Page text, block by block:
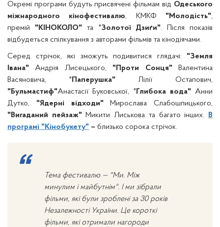
Окремі програми будуть присвячені фільмам від Одеського
міжнародного кінофестивалю, КМКФ "Молодість",
премій "КІНОКОЛО" та "Золотої Дзиґи". Після показів
відбудеться спілкування з авторами фільмів та кінодіячами.
Серед стрічок, які зможуть подивитися глядачі: "Земля
Івана" Андрія Лисецького, "Проти Сонця"Валентина
Васяновича, " Паперушка"Лілії Остапович,
"Бульмастиф"Анастасії Буковської, " Глибока вода"Анни
Дутко, "Ядерні відходи"Мирослава Слабошпицького,
"Вигаданий пейзаж"Микити Лиськова та багато інших.
В
програмі "Кінобукету" – близько сорока стрічок.
Тема фестивалю — "Ми. Між
минулим і майбутнім". І ми зібрали
фільми, які були зроблені за 30 років
Незалежності України. Це короткі
фільми, які отримали нагороди